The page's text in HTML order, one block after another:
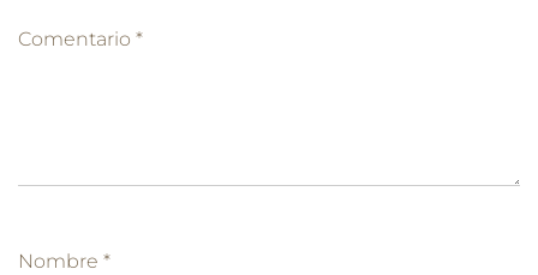
Comentario *
Nombre *